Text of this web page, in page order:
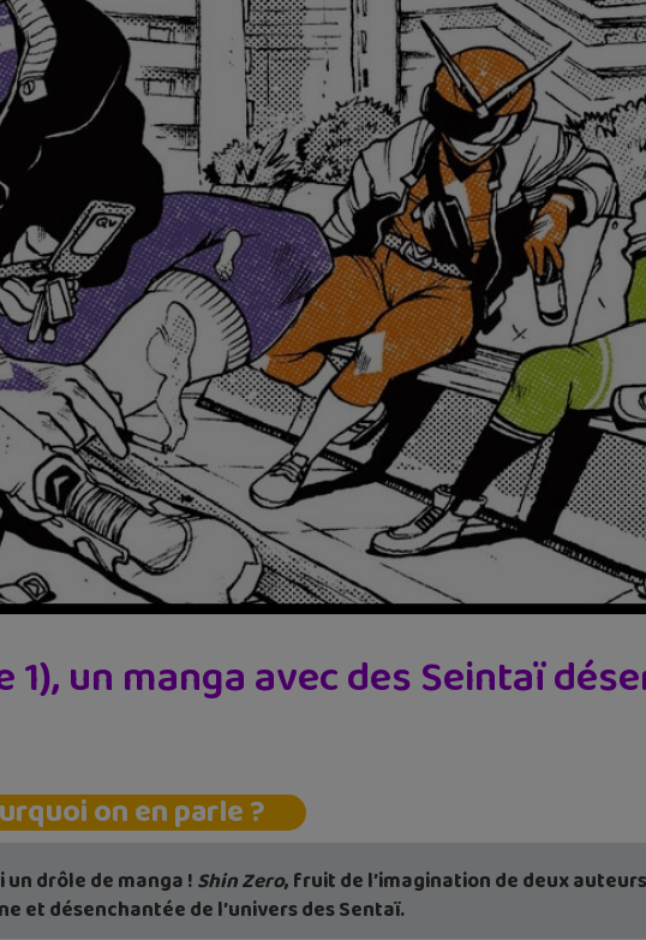
1), un manga avec des Seintaï
on en parle ?
un drôle de manga !Shin Zero, fruit de l’imagination de deux
et désenchantée de l’univers des Sentaï.